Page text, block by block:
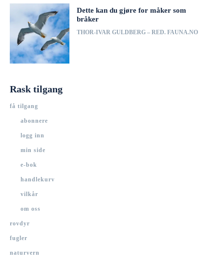
Dette kan du gjøre for måker som
bråker
THOR-IVAR GULDBERG – RED. FAUNA.NO
Rask tilgang
få tilgang
abonnere
logg inn
min side
e-bok
handlekurv
vilkår
om oss
rovdyr
fugler
naturvern